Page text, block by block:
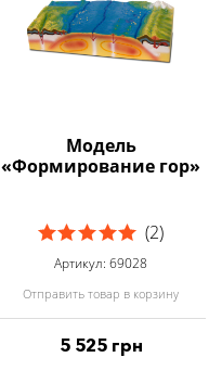
Модель
«Формирование гор»
(2)
Артикул: 69028
Отправить товар в корзину
5 525 грн